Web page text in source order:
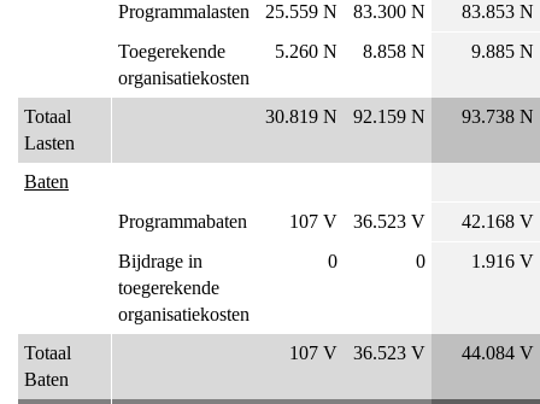
gekost?
Programmalasten
25.559 N 83.300 N
83.853 N
Toegerekende
organisatiekosten
5.260 N 8.858 N 9.885 N
Totaal
Lasten
30.819 N 92.159 N 93.738 N
Baten
Programmabaten
107 V 36.523 V
42.168 V
Bijdrage in
toegerekende
organisatiekosten
0 0 1.916 V
Totaal
Baten
107 V 36.523 V 44.084 V